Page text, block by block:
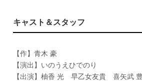
キャスト＆スタッフ
【作】青木 豪
【演出】いのうえひでのり
【出演】柚香 光 早乙女友貴 喜矢武